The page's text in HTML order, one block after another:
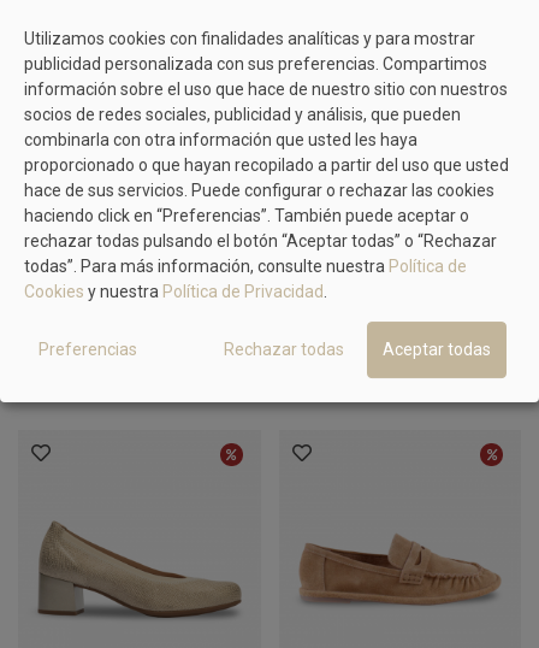
PITILLOS
Pitillos 11180
62,00 €
Salón Marino Grabado
Cómodo Pitillos 11130
62,00 € 69,95 €
Utilizamos cookies con finalidades analíticas y para mostrar
publicidad personalizada con sus preferencias. Compartimos
información sobre el uso que hace de nuestro sitio con nuestros
socios de redes sociales, publicidad y análisis, que pueden
combinarla con otra información que usted les haya
proporcionado o que hayan recopilado a partir del uso que usted
hace de sus servicios. Puede configurar o rechazar las cookies
haciendo click en “Preferencias”. También puede aceptar o
rechazar todas pulsando el botón “Aceptar todas” o “Rechazar
todas”. Para más información, consulte nuestra Política de
Cookies y nuestra Política de Privacidad.
Preferencias Rechazar todas Aceptar todas